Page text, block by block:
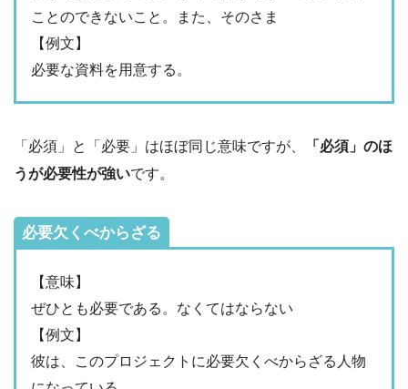
ことのできないこと。また、そのさま
【例文】
必要な資料を用意する。
「必須」と「必要」はほぼ同じ意味ですが、
「必須」のほ
うが必要性が強いです。
必要欠くべからざる
【意味】
ぜひとも必要である。なくてはならない
【例文】
彼は、このプロジェクトに必要欠くべからざる人物